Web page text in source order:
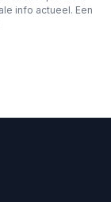
info actueel. Een